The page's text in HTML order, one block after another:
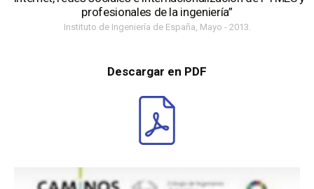
profesionales de la ingeniería”
Instituto de Ingeniería de España, Mayo - 2013.
Descargar en PDF